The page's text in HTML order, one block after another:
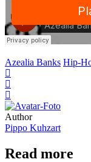
Azealia Banks Hip-
Author
Pippo Kuhzart
Read more